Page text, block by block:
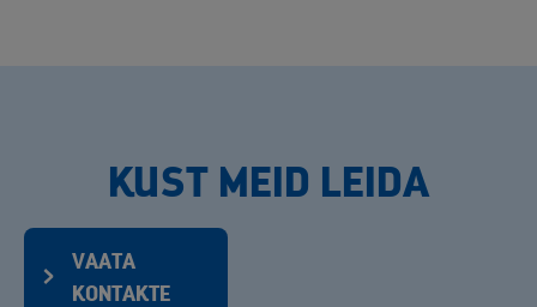
KUST MEID LEIDA
VAATA
KONTAKTE